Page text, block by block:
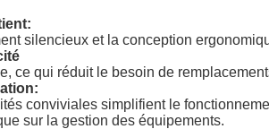
silencieux et la conception
ce qui réduit le besoin de
conviviales simplifient le
sur la gestion des équipements.